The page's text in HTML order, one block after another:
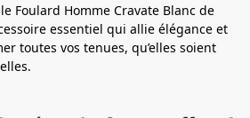
Foulard Homme Cravate Blanc de
essentiel qui allie élégance et
toutes vos tenues, qu’elles soient